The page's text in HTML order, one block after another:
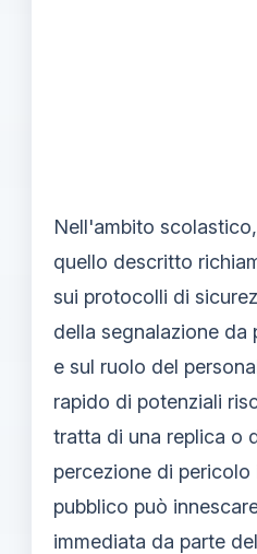
Nell'ambito
quello descritto
sui protocolli di
della segnalazione da
e sul ruolo del
rapido di potenziali
tratta di una replica o
percezione di
pubblico può
immediata da parte